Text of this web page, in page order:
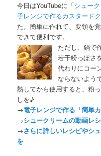
今日はYouTubeに「シュー
子レンジで作るカスタード
た。簡単に作れて、要領を
できて便利です。
ただし、鍋で
若干粉っぽさ
代わりにコー
ならないよう
熱してから使用すると、粉
しを♪
→電子レンジで作る「簡単
→シュークリームの動画レ
→さらに詳しいレシピやシ
を